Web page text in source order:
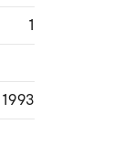
1
1993